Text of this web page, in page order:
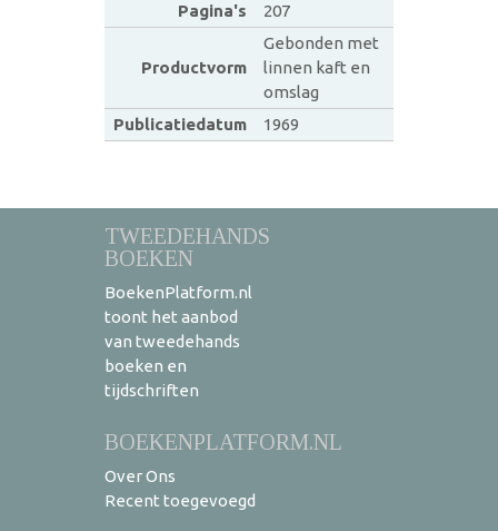
Pagina's
207
Productvorm
Gebonden met
linnen kaft en
omslag
Publicatiedatum
1969
TWEEDEHANDS
BOEKEN
BoekenPlatform.nl
toont het aanbod
van tweedehands
boeken en
tijdschriften
BOEKENPLATFORM.NL
Over Ons
Recent toegevoegd